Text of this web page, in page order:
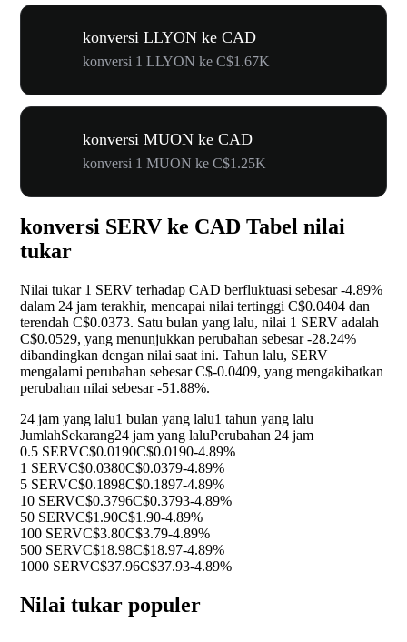
konversi LLYON ke CAD
konversi 1 LLYON ke C$1.67K
konversi MUON ke CAD
konversi 1 MUON ke C$1.25K
konversi SERV ke CAD Tabel nilai
tukar
Nilai tukar 1 SERV terhadap CAD berfluktuasi sebesar-4.89%
dalam 24 jam terakhir, mencapai nilai tertinggi C$0.0404 dan
terendah C$0.0373. Satu bulan yang lalu, nilai 1 SERV adalah
C$0.0529, yang menunjukkan perubahan sebesar-28.24%
dibandingkan dengan nilai saat ini. Tahun lalu, SERV
mengalami perubahan sebesar C$-0.0409, yang mengakibatkan
perubahan nilai sebesar-51.88%.
24 jam yang lalu1 bulan yang lalu1 tahun yang lalu
JumlahSekarang24 jam yang laluPerubahan 24 jam
0.5 SERVC$0.0190C$0.0190-4.89%
1 SERVC$0.0380C$0.0379-4.89%
5 SERVC$0.1898C$0.1897-4.89%
10 SERVC$0.3796C$0.3793-4.89%
50 SERVC$1.90C$1.90-4.89%
100 SERVC$3.80C$3.79-4.89%
500 SERVC$18.98C$18.97-4.89%
1000 SERVC$37.96C$37.93-4.89%
Nilai tukar populer